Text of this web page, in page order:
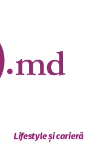
Lifestyle și carieră